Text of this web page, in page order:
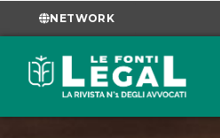
NETWORK